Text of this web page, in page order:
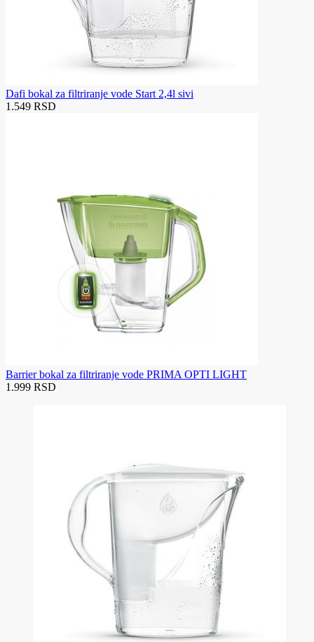
Dafi bokal za filtriranje vode Start 2,4l sivi
1.549 RSD
Barrier bokal za filtriranje vode PRIMA OPTI LIGHT
1.999 RSD